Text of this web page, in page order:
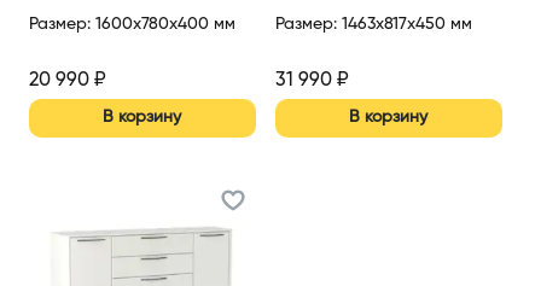
Размер: 1600x780x400 мм
20 990 ₽
В корзину
Размер: 1463x817x450 мм
31 990₽
В корзину